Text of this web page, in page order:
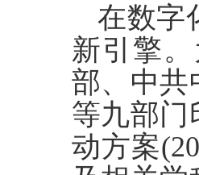
在数字
新引擎
部、中共
等九部门
动方案